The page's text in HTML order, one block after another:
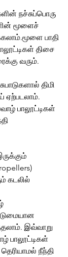
நச்சுப்பொரு
மூளைச்
பாதி
திசை
வரும்.
திமி
ஏற்படலாம்.
பாலூட்டிகள்
கடலில்
இவ்வாறு
பாலூட்டிகள்
நீந்தி